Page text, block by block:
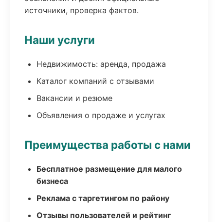
источники, проверка фактов.
Наши услуги
Недвижимость: аренда, продажа
Каталог компаний с отзывами
Вакансии и резюме
Объявления о продаже и услугах
Преимущества работы с нами
Бесплатное размещение для малого
бизнеса
Реклама с таргетингом по району
Отзывы пользователей и рейтинг